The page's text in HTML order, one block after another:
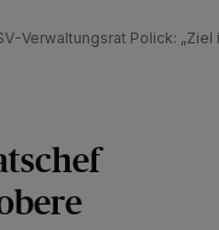
Verwaltungsrat Polick: